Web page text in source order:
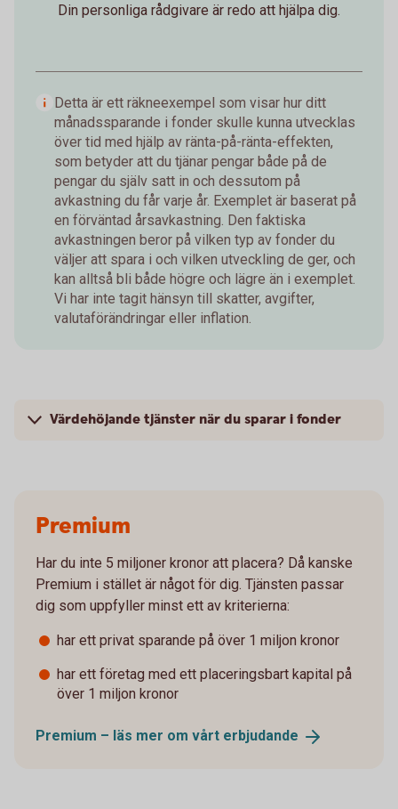
Din personliga rådgivare är redo att hjälpa dig.
Detta är ett räkneexempel som visar hur ditt
månadssparande i fonder skulle kunna utvecklas
över tid med hjälp av ränta-på-ränta-effekten,
som betyder att du tjänar pengar både på de
pengar du själv satt in och dessutom på
avkastning du får varje år. Exemplet är baserat på
en förväntad årsavkastning. Den faktiska
avkastningen beror på vilken typ av fonder du
väljer att spara i och vilken utveckling de ger, och
kan alltså bli både högre och lägre än i exemplet.
Vi har inte tagit hänsyn till skatter, avgifter,
valutaförändringar eller inflation.
Värdehöjande tjänster när du sparar i fonder
Premium
Har du inte 5 miljoner kronor att placera? Då kanske
Premium i stället är något för dig. Tjänsten passar
dig som uppfyller minst ett av kriterierna:
har ett privat sparande på över 1 miljon kronor
har ett företag med ett placeringsbart kapital på
över 1 miljon kronor
Premium – läs mer om vårt erbjudande